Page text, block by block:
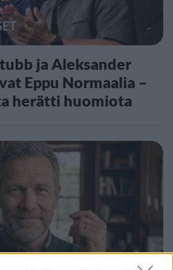
ja Aleksander
Eppu Normaalia –
herätti huomiota